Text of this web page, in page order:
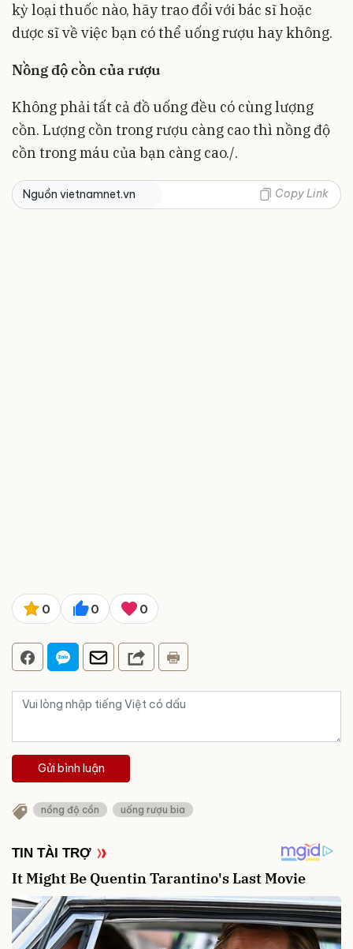
kỳ loại thuốc nào, hãy trao đổi với bác sĩ hoặc
dược sĩ về việc bạn có thể uống rượu hay không.
Nồng độ cồn của rượu
Không phải tất cả đồ uống đều có cùng lượng
cồn. Lượng cồn trong rượu càng cao thì nồng độ
cồn trong máu của bạn càng cao./.
Nguồn vietnamnet.vn Copy Link
0 0 0
Gửi bình luận
nồng độ cồn uống rượu bia